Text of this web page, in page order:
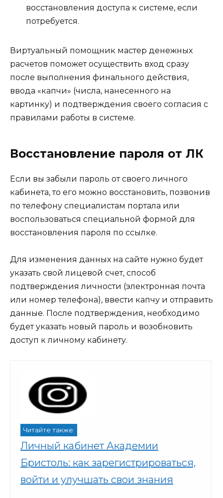
восстановления доступа к системе, если
потребуется.
Виртуальный помощник мастер денежных
расчетов поможет осуществить вход сразу
после выполнения финального действия,
ввода «капчи» (числа, нанесенного на
картинку) и подтверждения своего согласия с
правилами работы в системе.
Восстановление пароля от ЛК
Если вы забыли пароль от своего личного
кабинета, то его можно восстановить, позвонив
по телефону специалистам портала или
воспользоваться специальной формой для
восстановления пароля по ссылке.
Для изменения данных на сайте нужно будет
указать свой лицевой счет, способ
подтверждения личности (электронная почта
или номер телефона), ввести капчу и отправить
данные. После подтверждения, необходимо
будет указать новый пароль и возобновить
доступ к личному кабинету.
Читайте также:
Личный кабинет Академии
Бристоль: как зарегистрироваться,
войти и улучшать свои знания